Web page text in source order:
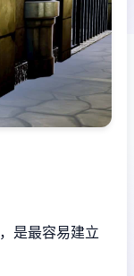
是最容易建立